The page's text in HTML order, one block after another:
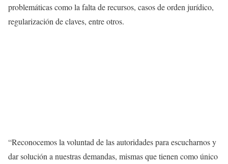
problemáticas como la falta de recursos, casos de orden jurídico,
regularización de claves, entre otros.
“Reconocemos la voluntad de las autoridades para escucharnos y
dar solución a nuestras demandas, mismas que tienen como único